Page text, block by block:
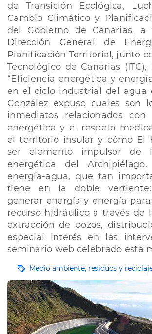
de Transición Ecológica,
Cambio Climático y
del Gobierno de Canarias, a
Dirección General de
Planificación Territorial, junto
Tecnológico de Canarias
“Eficiencia energética y
en el ciclo industrial del agua
González expuso cuales son
inmediatos relacionados con
energética y el respeto
el territorio insular y cómo El
ser elemento impulsor de
energética del
energía-agua, que tan
tiene en la doble
generar energía y energía para
recurso hidráulico a través de
extracción de pozos,
especial interés en las
seminario web celebrado esta
EtiquetasMedio ambiente, residuos y